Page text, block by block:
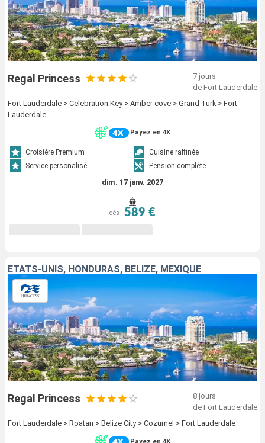
Regal Princess
7 jours
de Fort Lauderdale
Fort Lauderdale > Celebration Key > Amber cove > Grand Turk > Fort
Lauderdale
Payez en 4X
Croisière Premium
Cuisine raffinée
Service personalisé
Pension complète
dim. 17 janv. 2027
dès 589 €
ÉTATS-UNIS, HONDURAS, BELIZE, MEXIQUE
Regal Princess
8 jours
de Fort Lauderdale
Fort Lauderdale > Roatan > Belize City > Cozumel > Fort Lauderdale
Payez en 4X